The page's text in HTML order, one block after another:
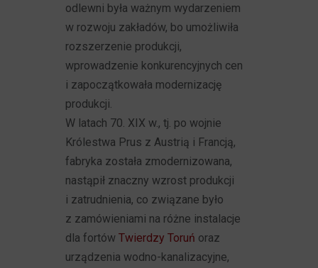
odlewni była ważnym wydarzeniem
w rozwoju zakładów, bo umożliwiła
rozszerzenie produkcji,
wprowadzenie konkurencyjnych cen
i zapoczątkowała modernizację
produkcji.
W latach 70. XIX w., tj. po wojnie
Królestwa Prus z Austrią i Francją,
fabryka została zmodernizowana,
nastąpił znaczny wzrost produkcji
i zatrudnienia, co związane było
z zamówieniami na różne instalacje
dla fortówTwierdzy Toruń oraz
urządzenia wodno-kanalizacyjne,